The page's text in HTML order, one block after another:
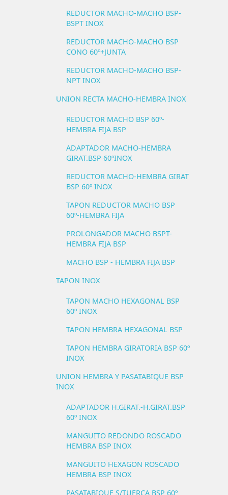
REDUCTOR MACHO-MACHO BSP-
BSPT INOX
REDUCTOR MACHO-MACHO BSP
CONO 60º+JUNTA
REDUCTOR MACHO-MACHO BSP-
NPT INOX
UNION RECTA MACHO-HEMBRA INOX
REDUCTOR MACHO BSP 60º-
HEMBRA FIJA BSP
ADAPTADOR MACHO-HEMBRA
GIRAT.BSP 60ºINOX
REDUCTOR MACHO-HEMBRA GIRAT
BSP 60º INOX
TAPON REDUCTOR MACHO BSP
60º-HEMBRA FIJA
PROLONGADOR MACHO BSPT-
HEMBRA FIJA BSP
MACHO BSP - HEMBRA FIJA BSP
TAPON INOX
TAPON MACHO HEXAGONAL BSP
60º INOX
TAPON HEMBRA HEXAGONAL BSP
TAPON HEMBRA GIRATORIA BSP 60º
INOX
UNION HEMBRA Y PASATABIQUE BSP
INOX
ADAPTADOR H.GIRAT.-H.GIRAT.BSP
60º INOX
MANGUITO REDONDO ROSCADO
HEMBRA BSP INOX
MANGUITO HEXAGON ROSCADO
HEMBRA BSP INOX
PASATABIQUE S/TUERCA BSP 60º